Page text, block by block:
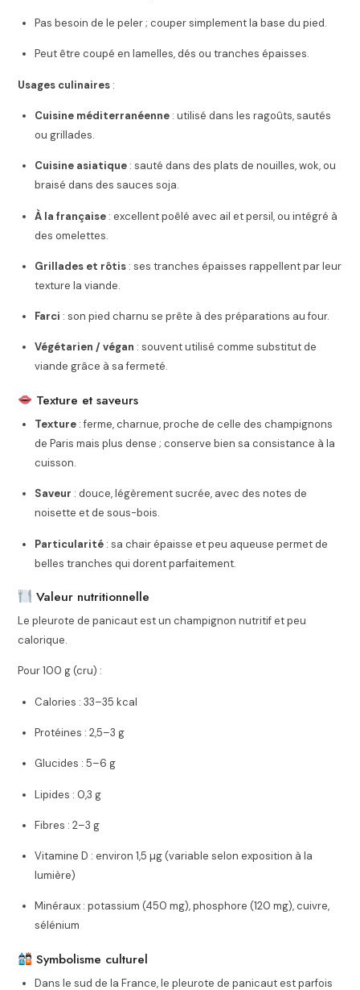
Pas besoin de le peler ; couper simplement la base du pied.
Peut être coupé en lamelles, dés ou tranches épaisses.
Usages culinaires :
Cuisine méditerranéenne : utilisé dans les ragoûts, sautés
ou grillades.
Cuisine asiatique : sauté dans des plats de nouilles, wok, ou
braisé dans des sauces soja.
À la française : excellent poêlé avec ail et persil, ou intégré à
des omelettes.
Grillades et rôtis : ses tranches épaisses rappellent par leur
texture la viande.
Farci : son pied charnu se prête à des préparations au four.
Végétarien / végan : souvent utilisé comme substitut de
viande grâce à sa fermeté.
Texture et saveurs
Texture : ferme, charnue, proche de celle des champignons
de Paris mais plus dense ; conserve bien sa consistance à la
cuisson.
Saveur : douce, légèrement sucrée, avec des notes de
noisette et de sous-bois.
Particularité : sa chair épaisse et peu aqueuse permet de
belles tranches qui dorent parfaitement.
Valeur nutritionnelle
Le pleurote de panicaut est un champignon nutritif et peu
calorique.
Pour 100 g (cru) :
Calories : 33–35 kcal
Protéines : 2,5–3 g
Glucides : 5–6 g
Lipides : 0,3 g
Fibres : 2–3 g
Vitamine D : environ 1,5 µg (variable selon exposition à la
lumière)
Minéraux : potassium (450 mg), phosphore (120 mg), cuivre,
sélénium
Symbolisme culturel
Dans le sud de la France, le pleurote de panicaut est parfois